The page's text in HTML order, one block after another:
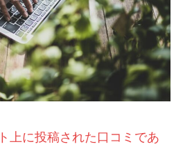
上に投稿された口コミであ